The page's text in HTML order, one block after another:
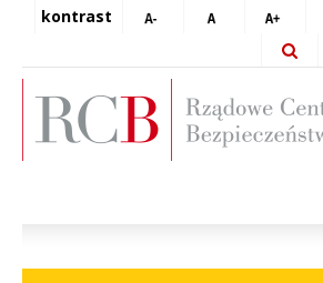
kontrast